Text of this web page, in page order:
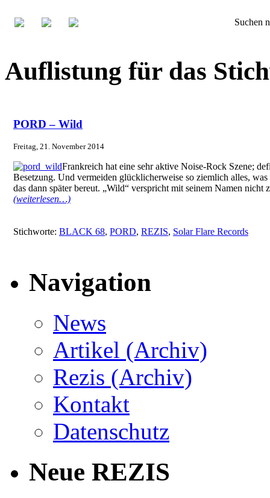
Suchen
Auflistung für das
PORD – Wild
Freitag, 21. November 2014
Frankreich hat eine sehr aktive Noise-Rock Szene;
Besetzung. Und vermeiden glücklicherweise so ziemlich alles,
das dann später bereut. „Wild“ verspricht mit seinem Namen
(weiterlesen…)
Stichworte: BLACK 68, PORD, REZIS, Solar Flare Records
Navigation
News
Artikel (Archiv)
Rezis (Archiv)
Kontakt
Datenschutz
Neue REZIS